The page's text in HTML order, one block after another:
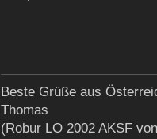
Beste Grüße aus
Thomas
(Robur LO 2002 AKSF